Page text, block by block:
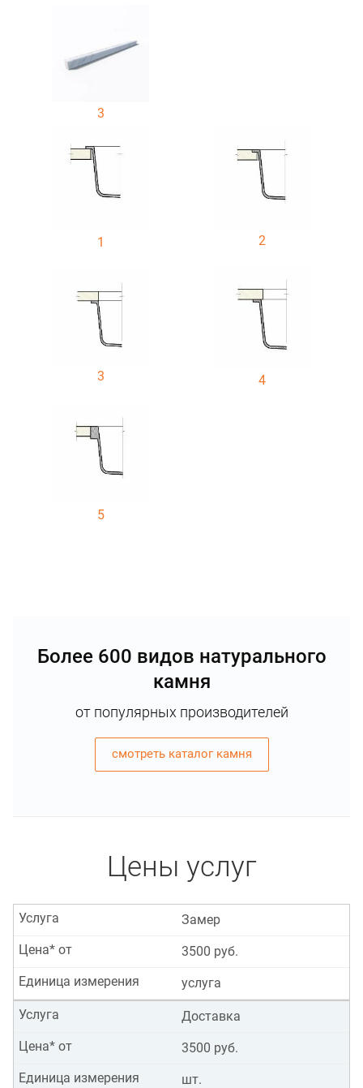
3
1 2
3 4
5
Более 600 видов натурального
камня
от популярных производителей
смотреть каталог камня
Цены услуг
Замер
Услуга
3500 руб.
Цена* от
услуга
Единица измерения
Доставка
Услуга
3500 руб.
Цена* от
шт.
Единица измерения